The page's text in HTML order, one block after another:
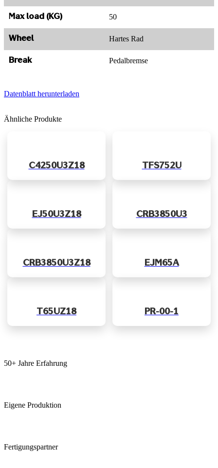
Max load (KG) 50
Wheel Hartes Rad
Break Pedalbremse
Datenblatt herunterladen
Ähnliche Produkte
C4250U3Z18 TFS752U
EJ50U3Z18 CRB3850U3
CRB3850U3Z18 EJM65A
T65UZ18 PR-00-1
50+ Jahre Erfahrung
Eigene Produktion
Fertigungspartner